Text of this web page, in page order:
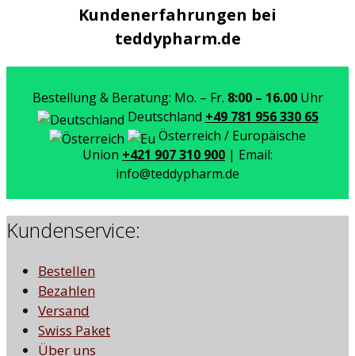
Kundenerfahrungen bei
teddypharm.de
Bestellung & Beratung: Mo. – Fr. 8:00 – 16.00Uhr
Deutschland +49 781 956 330 65
Österreich / Europäische
Union +421 907 310 900 | Email:
info@teddypharm.de
Kundenservice:
Bestellen
Bezahlen
Versand
Swiss Paket
Über uns